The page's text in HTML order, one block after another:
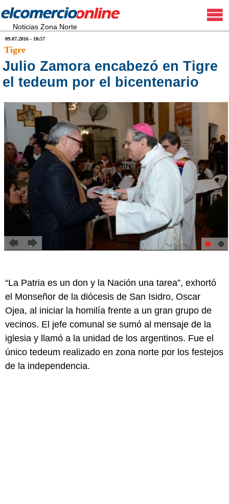
Noticias Zona Norte
09.07.2016 - 18:57
Tigre
Julio Zamora encabezó en Tigre
el tedeum por el bicentenario
“La Patria es un don y la Nación una tarea”, exhortó
el Monseñor de la diócesis de San Isidro, Oscar
Ojea, al iniciar la homilía frente a un gran grupo de
vecinos. El jefe comunal se sumó al mensaje de la
iglesia y llamó a la unidad de los argentinos. Fue el
único tedeum realizado en zona norte por los festejos
de la independencia.